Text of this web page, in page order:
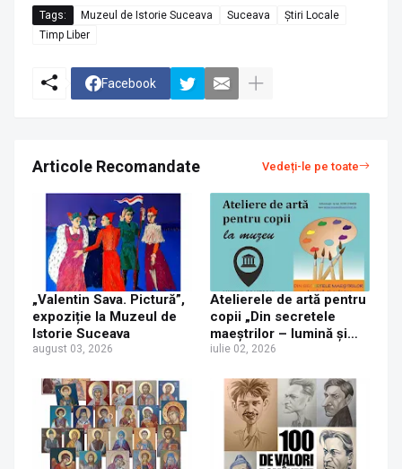
Tags: Muzeul de Istorie Suceava Suceava
Știri Locale
Timp Liber
Facebook
Articole Recomandate Vedeți-le pe toate
„Valentin Sava. Pictură”,
expoziție la Muzeul de
Istorie Suceava
august 03, 2026
Atelierele de artă pentru
copii „Din secretele
maeştrilor – lumină şi
culoare" 2026, la Muzeul
iulie 02, 2026